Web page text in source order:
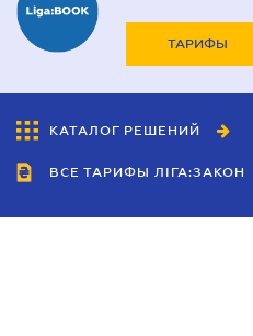
ТАРИФЫ
КАТАЛОГ РЕШЕНИЙ
ВСЕ ТАРИФЫ ЛІГА:ЗАКОН